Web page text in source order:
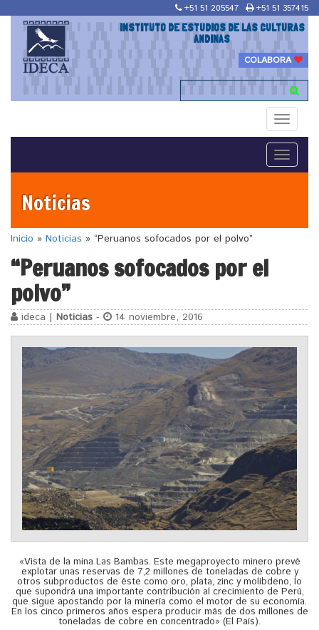
+51 51 205547 +51 51 357415
INSTITUTO DE ESTUDIOS DE LAS CULTURAS
ANDINAS
COLABORA
Toggle
Toggle
Noticias
Inicio » Noticias » “Peruanos sofocados por el polvo”
“Peruanos sofocados por el
polvo”
ideca | Noticias - 14 noviembre, 2016
«Vista de la mina Las Bambas. Este megaproyecto minero prevé
explotar unas reservas de 7,2 millones de toneladas de cobre y
otros subproductos de éste como oro, plata, zinc y molibdeno, lo
que supondrá una importante contribución al crecimiento de Perú,
que sigue apostando por la minería como el motor de su economía.
En los cinco primeros años espera producir más de dos millones de
toneladas de cobre en concentrado» (El País).